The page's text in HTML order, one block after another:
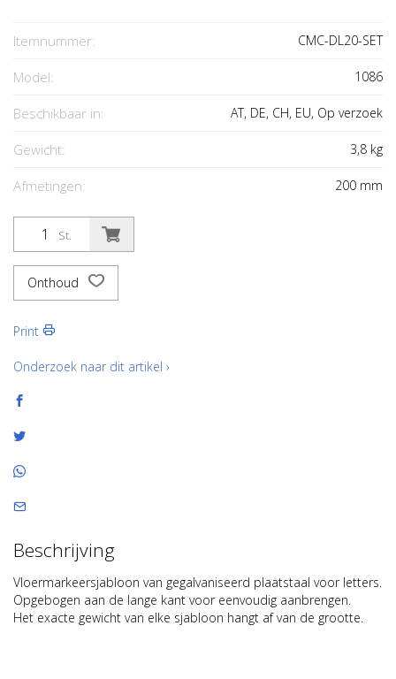
Itemnummer: CMC-DL20-SET
Model: 1086
Beschikbaar in: AT, DE, CH, EU, Op verzoek
Gewicht: 3,8 kg
Afmetingen: 200 mm
St.
Onthoud
Print
Onderzoek naar dit artikel ›
Beschrijving
Vloermarkeersjabloon van gegalvaniseerd plaatstaal voor letters.
Opgebogen aan de lange kant voor eenvoudig aanbrengen.
Het exacte gewicht van elke sjabloon hangt af van de grootte.